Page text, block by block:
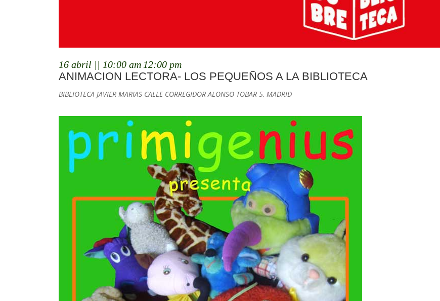
ANIMACION LECTORA- LOS PEQUEÑOS A LA BIBLIOTECA
16 abril || 10:00 am 12:00 pm
BIBLIOTECA JAVIER MARIAS CALLE CORREGIDOR ALONSO TOBAR 5, MADRID